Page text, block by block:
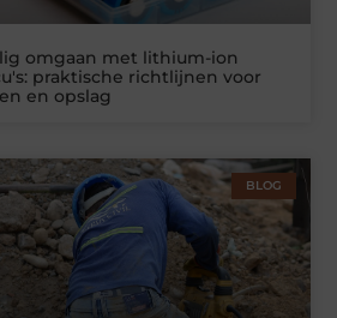
omgaan met lithium-ion
praktische richtlijnen voor
en opslag
BLOG